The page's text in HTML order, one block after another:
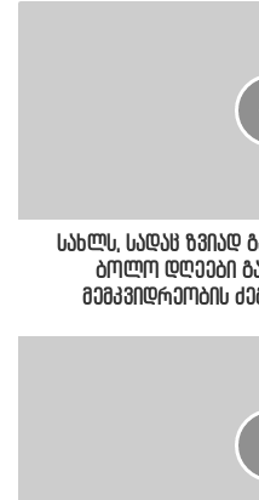
სახლს, სადაც ზვიად
ბოლო დღეები
მემკვიდრეობის